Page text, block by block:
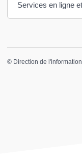
Services en ligne
© Direction de